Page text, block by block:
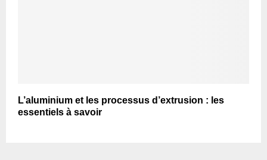
L’aluminium et les processus d’extrusion : les
essentiels à savoir